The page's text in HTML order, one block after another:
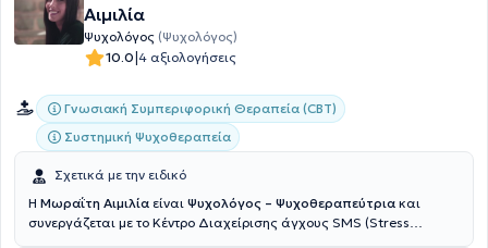
Αιμιλία
Ψυχολόγος (Ψυχολόγος)
10.0|4 αξιολογήσεις
Γνωσιακή Συμπεριφορική Θεραπεία (CBT)
Συστημική Ψυχοθεραπεία
Σχετικά με την ειδικό
Η Μωραΐτη Αιμιλία είναι Ψυχολόγος – Ψυχοθεραπεύτρια και
συνεργάζεται με το Κέντρο Διαχείρισης άγχους SMS (Stress